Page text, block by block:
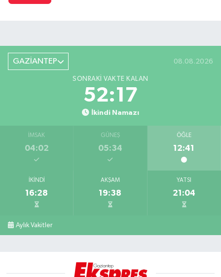
GAZİANTEP 08.08.2026
SONRAKI VAKTE KALAN
52:17
İkindi Namazı
İMSAK
04:02
GÜNEŞ
05:34
ÖĞLE
12:41
İKINDI
16:28
AKŞAM
19:38
YATSI
21:04
Aylık Vakitler